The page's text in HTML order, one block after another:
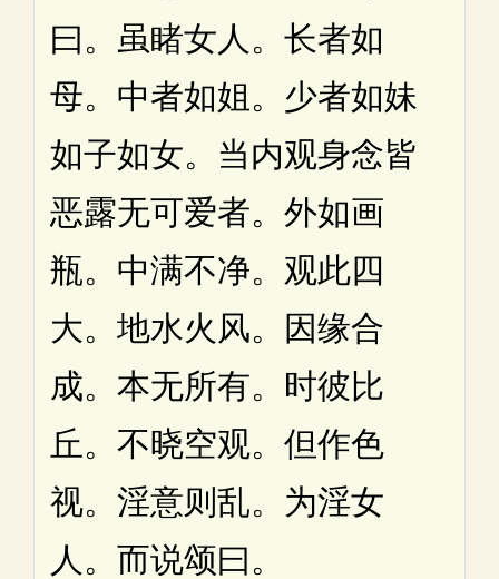
曰。虽睹女人。长者如
母。中者如姐。少者如妹
如子如女。当内观身念皆
恶露无可爱者。外如画
瓶。中满不净。观此四
大。地水火风。因缘合
成。本无所有。时彼比
丘。不晓空观。但作色
视。淫意则乱。为淫女
人。而说颂曰。